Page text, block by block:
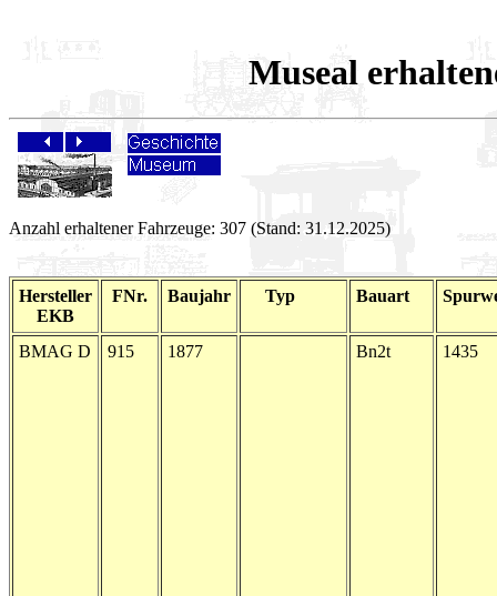
Museal
Anzahl erhaltener Fahrzeuge: 307 (Stand: 31.12.2025)
Hersteller
EKB
FNr. Baujahr Typ Bauart
BMAG D 915 1877 Bn2t 1435